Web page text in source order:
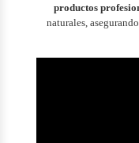
productos
naturales,